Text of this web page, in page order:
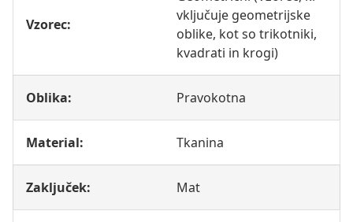
Vzorec:
vključuje geometrijske
oblike, kot so trikotniki,
kvadrati in krogi)
Oblika: Pravokotna
Material: Tkanina
Zaključek: Mat